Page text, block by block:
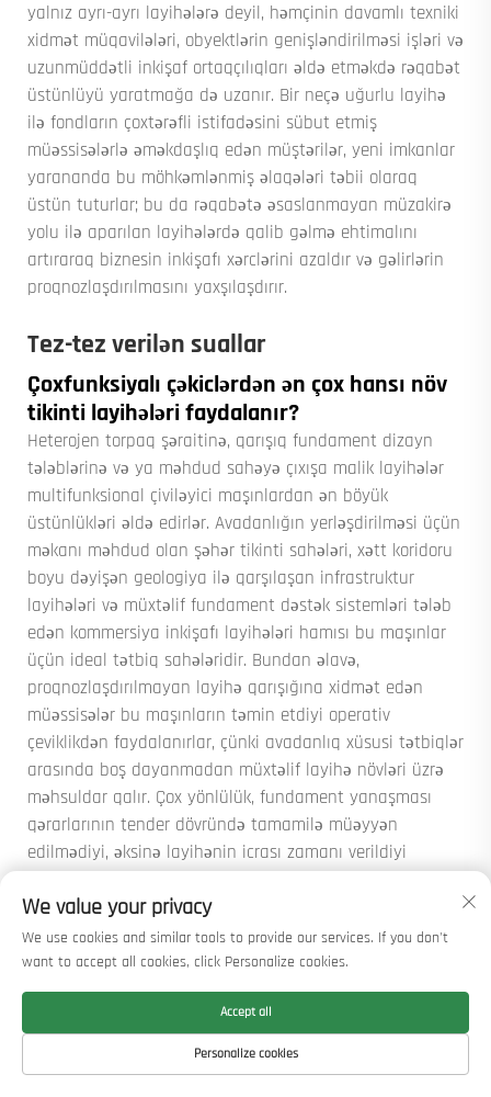
yalnız ayrı-ayrı layihələrə deyil, həmçinin davamlı texniki
xidmət müqavilələri, obyektlərin genişləndirilməsi işləri və
uzunmüddətli inkişaf ortaqçılıqları əldə etməkdə rəqabət
üstünlüyü yaratmağa də uzanır. Bir neçə uğurlu layihə
ilə fondların çoxtərəfli istifadəsini sübut etmiş
müəssisələrlə əməkdaşlıq edən müştərilər, yeni imkanlar
yarananda bu möhkəmlənmiş əlaqələri təbii olaraq
üstün tuturlar; bu da rəqabətə əsaslanmayan müzakirə
yolu ilə aparılan layihələrdə qalib gəlmə ehtimalını
artıraraq biznesin inkişafı xərclərini azaldır və gəlirlərin
proqnozlaşdırılmasını yaxşılaşdırır.
Tez-tez verilən suallar
Çoxfunksiyalı çəkiclərdən ən çox hansı növ
tikinti layihələri faydalanır?
Heterojen torpaq şəraitinə, qarışıq fundament dizayn
tələblərinə və ya məhdud sahəyə çıxışa malik layihələr
multifunksional çiviləyici maşınlardan ən böyük
üstünlükləri əldə edirlər. Avadanlığın yerləşdirilməsi üçün
məkanı məhdud olan şəhər tikinti sahələri, xətt koridoru
boyu dəyişən geologiya ilə qarşılaşan infrastruktur
layihələri və müxtəlif fundament dəstək sistemləri tələb
edən kommersiya inkişafı layihələri hamısı bu maşınlar
üçün ideal tətbiq sahələridir. Bundan əlavə,
proqnozlaşdırılmayan layihə qarışığına xidmət edən
müəssisələr bu maşınların təmin etdiyi operativ
çeviklikdən faydalanırlar, çünki avadanlıq xüsusi tətbiqlər
arasında boş dayanmadan müxtəlif layihə növləri üzrə
məhsuldar qalır. Çox yönlülük, fundament yanaşması
qərarlarının tender dövründə tamamilə müəyyən
edilmədiyi, əksinə layihənin icrası zamanı verildiyi
Multifunksional çiviləyici maşınlar xüsusi
avadanlıqla müqayisədə performans
imkanları baxımından necə
Müasir çoxfunksiyalı dəyənək çəkicləri, hər bir iş rejimində
xüsusi təyinatlı avadanlıqların performansına müqayisə
We value your privacy
We use cookies and similar tools to provide our services. If you don't
want to accept all cookies, click Personalize cookies.
Personalize cookies
Accept all